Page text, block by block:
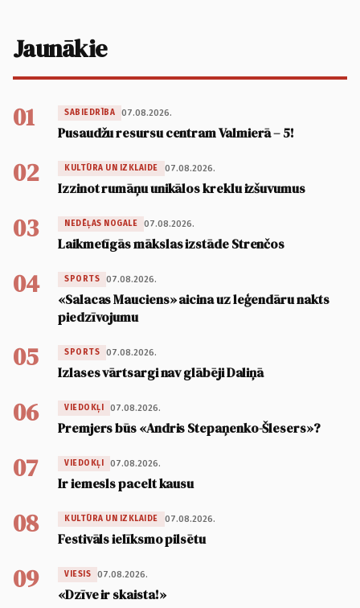
Jaunākie
01 SABIEDRĪBA 07.08.2026.
Pusaudžu resursu centram Valmierā – 5!
02 KULTŪRA UN IZKLAIDE 07.08.2026.
Izzinot rumāņu unikālos kreklu izšuvumus
03 NEDĒĻAS NOGALE 07.08.2026.
Laikmetīgās mākslas izstāde Strenčos
04 SPORTS 07.08.2026.
«Salacas Mauciens» aicina uz leģendāru nakts
piedzīvojumu
05 SPORTS 07.08.2026.
Izlases vārtsargi nav glābēji Daliņā
06 VIEDOKĻI 07.08.2026.
Premjers būs «Andris Stepaņenko-Šlesers»?
07 VIEDOKĻI 07.08.2026.
Ir iemesls pacelt kausu
08 KULTŪRA UN IZKLAIDE 07.08.2026.
Festivāls ielīksmo pilsētu
09 VIESIS 07.08.2026.
«Dzīve ir skaista!»